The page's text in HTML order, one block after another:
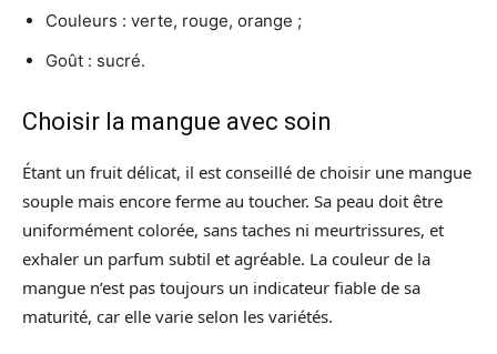
Couleurs : verte, rouge, orange ;
Goût : sucré.
Choisir la mangue avec soin
Étant un fruit délicat, il est conseillé de choisir une mangue
souple mais encore ferme au toucher. Sa peau doit être
uniformément colorée, sans taches ni meurtrissures, et
exhaler un parfum subtil et agréable. La couleur de la
mangue n’est pas toujours un indicateur fiable de sa
maturité, car elle varie selon les variétés.